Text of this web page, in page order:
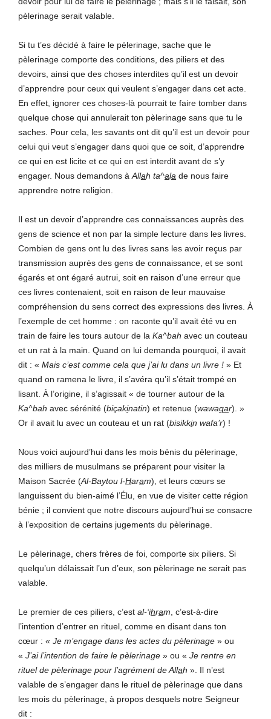
pèlerinage serait valable.
Si tu t’es décidé à faire le pèlerinage, sache que le
pèlerinage comporte des conditions, des piliers et des
devoirs, ainsi que des choses interdites qu’il est un devoir
d’apprendre pour ceux qui veulent s’engager dans cet acte.
En effet, ignorer ces choses-là pourrait te faire tomber dans
quelque chose qui annulerait ton pèlerinage sans que tu le
saches. Pour cela, les savants ont dit qu’il est un devoir pour
celui qui veut s’engager dans quoi que ce soit, d’apprendre
ce qui en est licite et ce qui en est interdit avant de s’y
engager. Nous demandons à Allah ta^ala de nous faire
apprendre notre religion.
Il est un devoir d’apprendre ces connaissances auprès des
gens de science et non par la simple lecture dans les livres.
Combien de gens ont lu des livres sans les avoir reçus par
transmission auprès des gens de connaissance, et se sont
égarés et ont égaré autrui, soit en raison d’une erreur que
ces livres contenaient, soit en raison de leur mauvaise
compréhension du sens correct des expressions des livres. À
l’exemple de cet homme : on raconte qu’il avait été vu en
train de faire les tours autour de la Ka^bah avec un couteau
et un rat à la main. Quand on lui demanda pourquoi, il avait
dit : « Mais c’est comme cela que j’ai lu dans un livre ! » Et
quand on ramena le livre, il s’avéra qu’il s’était trompé en
lisant. À l’origine, il s’agissait « de tourner autour de la
Ka^bah avec sérénité (biçakinatin) et retenue (wawaqar). »
Or il avait lu avec un couteau et un rat (bisikkin wafa’r) !
Nous voici aujourd’hui dans les mois bénis du pèlerinage,
des milliers de musulmans se préparent pour visiter la
Maison Sacrée (Al-Baytou l-Haram), et leurs cœurs se
languissent du bien-aimé l’Élu, en vue de visiter cette région
bénie ; il convient que notre discours aujourd’hui se consacre
à l’exposition de certains jugements du pèlerinage.
Le pèlerinage, chers frères de foi, comporte six piliers. Si
quelqu’un délaissait l’un d’eux, son pèlerinage ne serait pas
valable.
Le premier de ces piliers, c’est al-‘ihram , c’est-à-dire
l’intention d’entrer en rituel, comme en disant dans ton
cœur : « Je m’engage dans les actes du pèlerinage » ou
« J’ai l’intention de faire le pèlerinage » ou « Je rentre en
rituel de pèlerinage pour l’agrément de Allah ». Il n’est
valable de s’engager dans le rituel de pèlerinage que dans
les mois du pèlerinage, à propos desquels notre Seigneur
dit :